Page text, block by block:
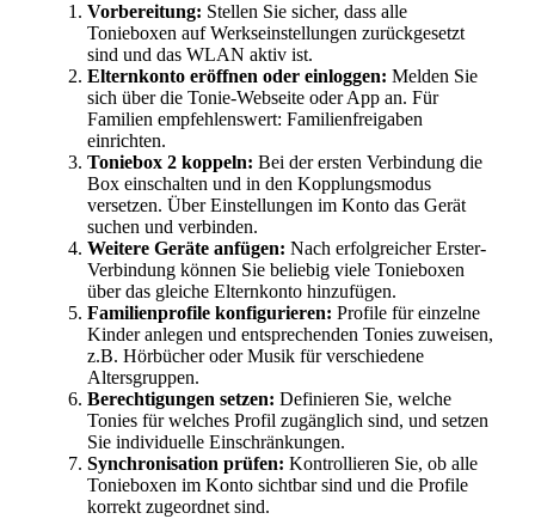
Vorbereitung: Stellen Sie sicher, dass alle
Tonieboxen auf Werkseinstellungen zurückgesetzt
sind und das WLAN aktiv ist.
Elternkonto eröffnen oder einloggen: Melden Sie
sich über die Tonie-Webseite oder App an. Für
Familien empfehlenswert: Familienfreigaben
einrichten.
Toniebox 2 koppeln: Bei der ersten Verbindung die
Box einschalten und in den Kopplungsmodus
versetzen. Über Einstellungen im Konto das Gerät
suchen und verbinden.
Weitere Geräte anfügen: Nach erfolgreicher Erster-
Verbindung können Sie beliebig viele Tonieboxen
über das gleiche Elternkonto hinzufügen.
Familienprofile konfigurieren: Profile für einzelne
Kinder anlegen und entsprechenden Tonies zuweisen,
z.B. Hörbücher oder Musik für verschiedene
Altersgruppen.
Berechtigungen setzen: Definieren Sie, welche
Tonies für welches Profil zugänglich sind, und setzen
Sie individuelle Einschränkungen.
Synchronisation prüfen: Kontrollieren Sie, ob alle
Tonieboxen im Konto sichtbar sind und die Profile
korrekt zugeordnet sind.